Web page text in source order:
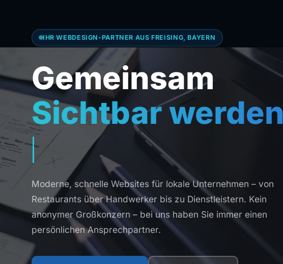
IHR WEBDESIGN-PARTNER AUS FREISING, BAYERN
Gemeinsam
Sichtbar
KI-Chatbo
Moderne, schnelle Websites für lokale Unternehmen – von
Restaurants über Handwerker bis zu Dienstleistern. Kein
anonymer Großkonzern – bei uns haben Sie immer einen
persönlichen Ansprechpartner.